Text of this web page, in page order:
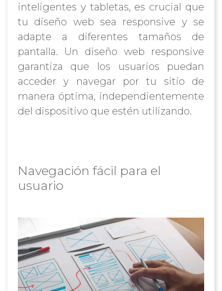
inteligentes y tabletas, es crucial que
tu diseño web sea responsive y se
adapte a diferentes tamaños de
pantalla. Un diseño web responsive
garantiza que los usuarios puedan
acceder y navegar por tu sitio de
manera óptima, independientemente
del dispositivo que estén utilizando.
Navegación fácil para el
usuario